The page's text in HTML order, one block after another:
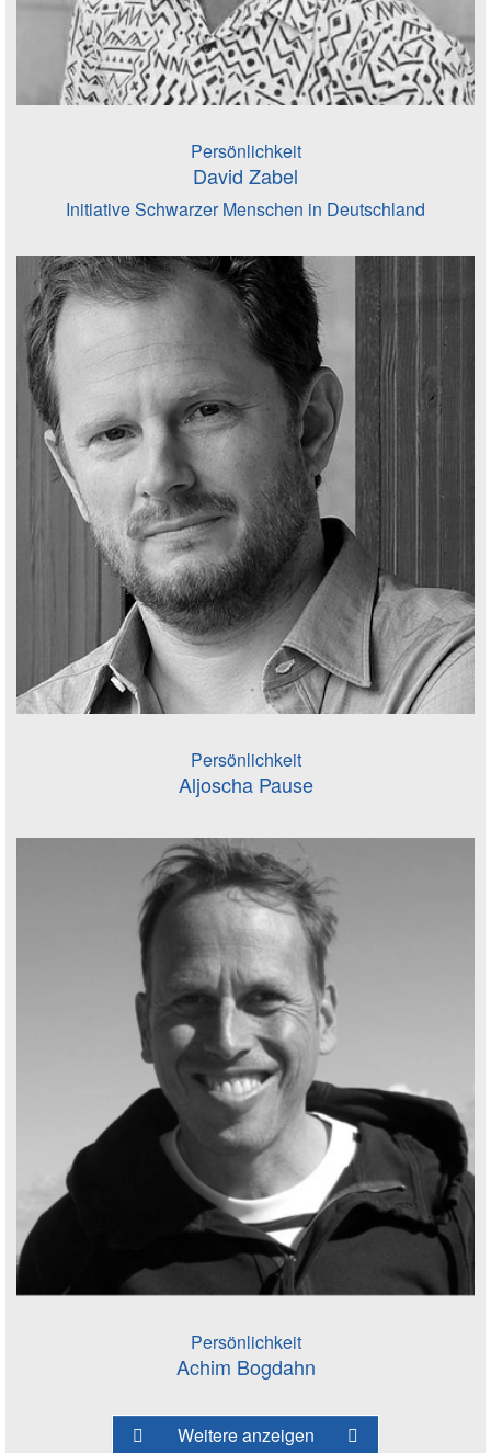
Persönlichkeit
David Zabel
Initiative Schwarzer Menschen in Deutschland
Persönlichkeit
Aljoscha Pause
Persönlichkeit
Achim Bogdahn
Weitere anzeigen